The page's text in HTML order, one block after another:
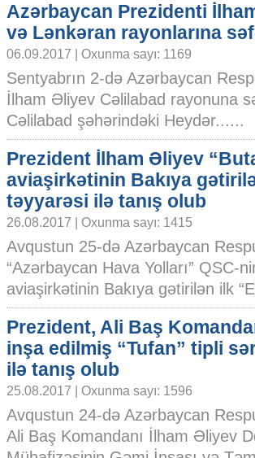
Azərbaycan Prezidenti
və Lənkəran rayonlarına
06.09.2017 | Oxunma sayı: 1169
Sentyabrın 2-də Azərbaycan
İlham Əliyev Cəlilabad rayonuna
Cəlilabad şəhərindəki Heydər......
Prezident İlham Əliyev
aviaşirkətinin Bakıya
təyyarəsi ilə tanış olub
26.08.2017 | Oxunma sayı: 1415
Avqustun 25-də Azərbaycan
“Azərbaycan Hava Yolları” ­QSC-
aviaşirkətinin Bakıya gətirilən ilk
Prezident, Ali Baş
inşa edilmiş “Tufan” tipli
ilə tanış olub
25.08.2017 | Oxunma sayı: 1596
Avqustun 24-də Azərbaycan
Ali Baş Komandanı İlham Əliyev